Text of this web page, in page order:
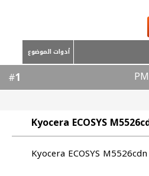
أدوات الموضوع
1
Kyocera ECOSYS
Kyocera ECOSYS